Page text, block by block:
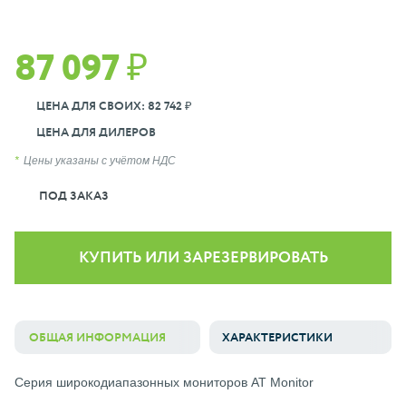
87 097 ₽
ЦЕНА ДЛЯ СВОИХ: 82 742 ₽
ЦЕНА ДЛЯ ДИЛЕРОВ
Цены указаны с учётом НДС
ПОД ЗАКАЗ
КУПИТЬ ИЛИ ЗАРЕЗЕРВИРОВАТЬ
ОБЩАЯ ИНФОРМАЦИЯ ХАРАКТЕРИСТИКИ
Серия широкодиапазонных мониторов AT Monitor